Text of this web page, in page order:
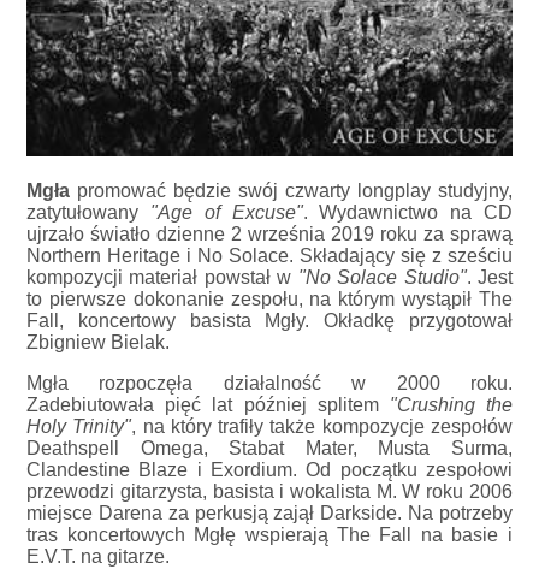
Mgła promować będzie swój czwarty longplay studyjny,
zatytułowany "Age of Excuse". Wydawnictwo na CD
ujrzało światło dzienne 2 września 2019 roku za sprawą
Northern Heritage i No Solace. Składający się z sześciu
kompozycji materiał powstał w "No Solace Studio". Jest
to pierwsze dokonanie zespołu, na którym wystąpił The
Fall, koncertowy basista Mgły. Okładkę przygotował
Zbigniew Bielak.
Mgła rozpoczęła działalność w 2000 roku.
Zadebiutowała pięć lat później splitem "Crushing the
Holy Trinity", na który trafiły także kompozycje zespołów
Deathspell Omega, Stabat Mater, Musta Surma,
Clandestine Blaze i Exordium. Od początku zespołowi
przewodzi gitarzysta, basista i wokalista M. W roku 2006
miejsce Darena za perkusją zajął Darkside. Na potrzeby
tras koncertowych Mgłę wspierają The Fall na basie i
E.V.T. na gitarze.